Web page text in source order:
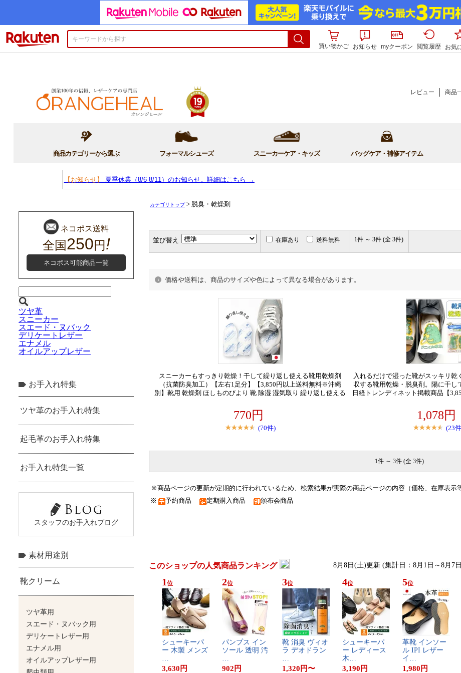
買い物かご
お知らせ myクーポン 閲覧履歴 お気
レビュー 商品
商品カテゴリーから選ぶ フォーマルシューズ スニーカーケア・キッズ バッグケア・補修アイテム
【お知らせ】 夏季休業（8/6-8/11）のお知らせ。詳細はこちら →
カテゴリトップ> 脱臭・乾燥剤
並び替え 在庫あり 送料無料 1件 ～ 3件 (全 3件)
価格や送料は、商品のサイズや色によって異なる場合があります。
スニーカーもすっきり乾燥！干して繰り返し使える靴用乾燥剤
（抗菌防臭加工）【左右1足分】【3,850円以上送料無料※沖縄
別】靴用 乾燥剤 ほしものびより 靴 除湿 湿気取り 繰り返し使える
ンプス ブーツ 脱臭 除湿剤 下駄箱 除菌 革靴 運動靴 消臭 最強 シュ
ードライヤー シューズドライヤー SHOE DRYER
770円
(70件)
入れるだけで湿った靴がスッキリ乾
収する靴用乾燥・脱臭剤。陽に干し
日経トレンディネット掲載商品【
る シリカゲル 革靴 ブーツ スニーカ
ーファー 入れるだけ 脱臭
1,078円
(23
1件 ～ 3件 (全 3件)
※商品ページの更新が定期的に行われているため、検索結果が実際の商品ページの内容（価格、在庫表示
※ 予約商品 定期購入商品 頒布会商品
このショップの人気商品ランキング 8月8日(土)更新 (集計日：8月1日～8月7
1 位
シ​ュ​ー​キ​ー​パ​
ー​ ​木​製​ ​メ​ン​ズ​
​…
3,630 円
2位
パ​ン​プ​ス​ ​イ​ン​
ソ​ー​ル​ ​透​明​ ​汚​
…
902 円
3位
靴​ ​消​臭​ ​ヴ​ィ​オ​
ラ​ ​デ​オ​ド​ラ​ン​
…
1,320 円〜
4位
シ​ュ​ー​キ​ー​パ​
ー​ ​レ​デ​ィ​ー​ス​ ​
木​…
3,190 円
5位
革​靴​ ​イ​ン​ソ​ー​
ル​ ​I​P​I​ ​レ​ザ​ー​
イ​…
1,980 円